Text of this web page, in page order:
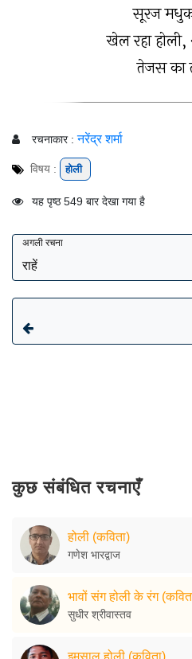
सूरज
खेल रहा
तेजस का
रचनाकार : नरेंद्र शर्मा
विषय : होली
यह पृष्ठ 549 बार देखा गया है
अगली रचना
राहें
कुछ संबंधित रचनाएँ
होली (कविता)
गणेश भारद्वाज
भावों संग होली के रंग
सुधीर श्रीवास्तव
इमसाल होली (कविता)